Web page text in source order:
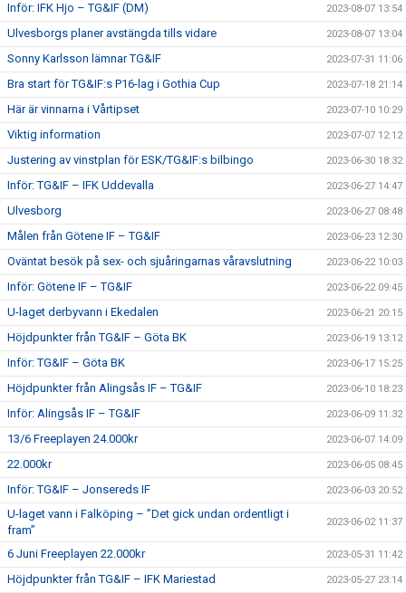
Inför: IFK Hjo – TG&IF (DM) 2023-08-07 13:54
Ulvesborgs planer avstängda tills vidare 2023-08-07 13:04
Sonny Karlsson lämnar TG&IF 2023-07-31 11:06
Bra start för TG&IF:s P16-lag i Gothia Cup 2023-07-18 21:14
Här är vinnarna i Vårtipset 2023-07-10 10:29
Viktig information 2023-07-07 12:12
Justering av vinstplan för ESK/TG&IF:s bilbingo 2023-06-30 18:32
Inför: TG&IF – IFK Uddevalla 2023-06-27 14:47
Ulvesborg 2023-06-27 08:48
Målen från Götene IF – TG&IF 2023-06-23 12:30
Oväntat besök på sex- och sjuåringarnas våravslutning 2023-06-22 10:03
Inför: Götene IF – TG&IF 2023-06-22 09:45
U-laget derbyvann i Ekedalen 2023-06-21 20:15
Höjdpunkter från TG&IF – Göta BK 2023-06-19 13:12
Inför: TG&IF – Göta BK 2023-06-17 15:25
Höjdpunkter från Alingsås IF – TG&IF 2023-06-10 18:23
Inför: Alingsås IF – TG&IF 2023-06-09 11:32
13/6 Freeplayen 24.000kr 2023-06-07 14:09
22.000kr 2023-06-05 08:45
Inför: TG&IF – Jonsereds IF 2023-06-03 20:52
U-laget vann i Falköping – ”Det gick undan ordentligt i
fram”
2023-06-02 11:37
6 Juni Freeplayen 22.000kr 2023-05-31 11:42
Höjdpunkter från TG&IF – IFK Mariestad 2023-05-27 23:14